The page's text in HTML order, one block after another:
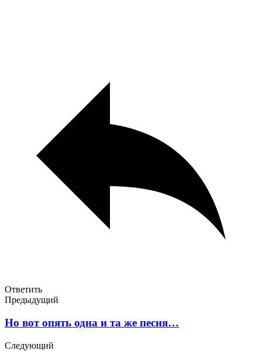
Ответить
Предыдущий
Но вот опять одна и та же песня…
Следующий